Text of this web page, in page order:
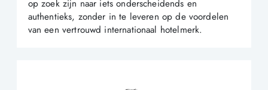
op zoek zijn naar iets onderscheidends en
authentieks, zonder in te leveren op de voordelen
van een vertrouwd internationaal hotelmerk.